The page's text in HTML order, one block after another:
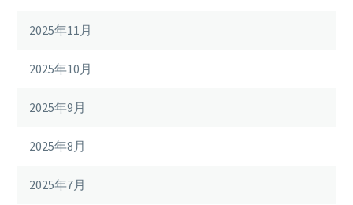
2025年11月
2025年10月
2025年9月
2025年8月
2025年7月